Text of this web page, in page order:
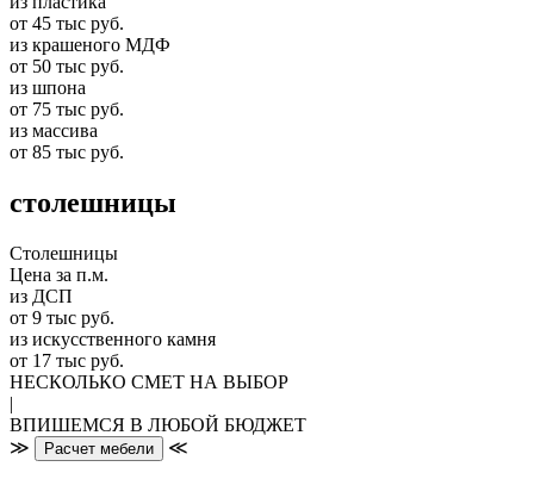
от 45 тыс руб.
из крашеного МДФ
от 50 тыс руб.
из шпона
от 75 тыс руб.
из массива
от 85 тыс руб.
столешницы
Столешницы
Цена за п.м.
из ДСП
от 9 тыс руб.
из искусственного камня
от 17 тыс руб.
НЕСКОЛЬКО СМЕТ НА ВЫБОР
|
ВПИШЕМСЯ В ЛЮБОЙ БЮДЖЕТ
≫
Расчет мебели ≪